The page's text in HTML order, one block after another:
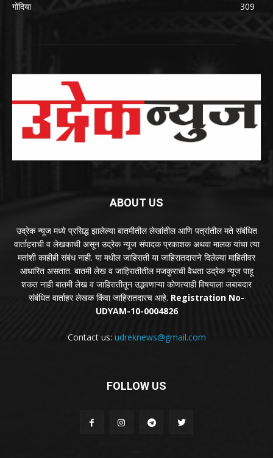
गोंदिया
309
ABOUT US
उद्रेक न्यूज मध्ये प्रसिद्ध झालेल्या बातमीतील लेखांतील आणि पत्रांतील मते संबंधित
वार्ताहराची व लेखकाची असून उद्रेक न्यूज संपादक प्रकाशक अथवा मालक यांचा त्या
मतांशी काहीही संबंध नाही. या मधील जाहिराती या जाहिरातदाराने दिलेल्या माहितीवर
आधारित असतात. बातमी लेख व जाहिरातीतील मजकुराची वैधता उद्रेक न्यूज पाहू
शकत नाही बातमी लेख व जाहिरातीतून उद्भवणाऱ्या कोणत्याही विषयाला जबाबदार
संबंधित वार्ताहर लेखक किंवा जाहिरातदारच आहे. Registration No-
UDYAM-10-0004826
Contact us: udreknews@gmail.com
FOLLOW US